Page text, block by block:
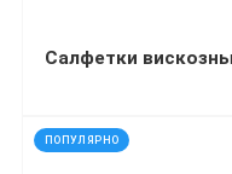
ПОПУЛЯРНО
код: 1975